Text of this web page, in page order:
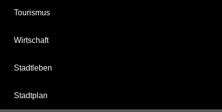
Tourismus
Wirtschaft
Stadtleben
Stadtplan